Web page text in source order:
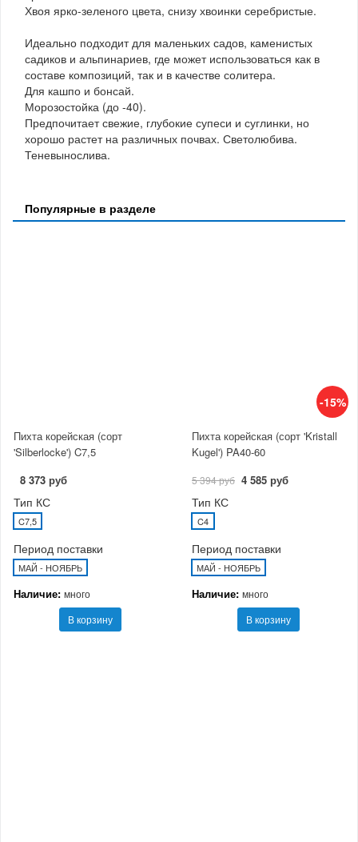
Хвоя ярко-зеленого цвета, снизу хвоинки серебристые.
Идеально подходит для маленьких садов, каменистых
садиков и альпинариев, где может использоваться как в
составе композиций, так и в качестве солитера.
Для кашпо и бонсай.
Морозостойка (до -40).
Предпочитает свежие, глубокие супеси и суглинки, но
хорошо растет на различных почвах. Светолюбива.
Теневынослива.
Популярные в разделе
Пихта корейская (сорт
'Silberlocke') C7,5
8 373 руб
Тип КС
C7,5
Период поставки
МАЙ - НОЯБРЬ
Наличие: много
В корзину
-15%
Пихта корейская (сорт 'Kristall
Kugel') PA40-60
5 394 руб 4 585 руб
Тип КС
C4
Период поставки
МАЙ - НОЯБРЬ
Наличие: много
В корзину